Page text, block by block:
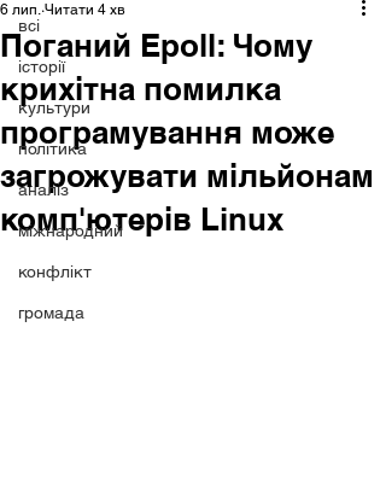
всі
історії
культури
політика
аналіз
міжнародний
конфлікт
громада
Поганий Epoll: Чому
крихітна помилка
програмування може
загрожувати мільйонам
комп'ютерів Linux
6 лип. Читати 4 хв